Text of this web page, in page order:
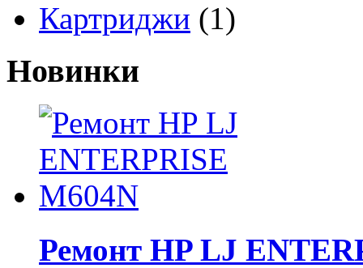
Картриджи (1)
Новинки
Ремонт HP LJ